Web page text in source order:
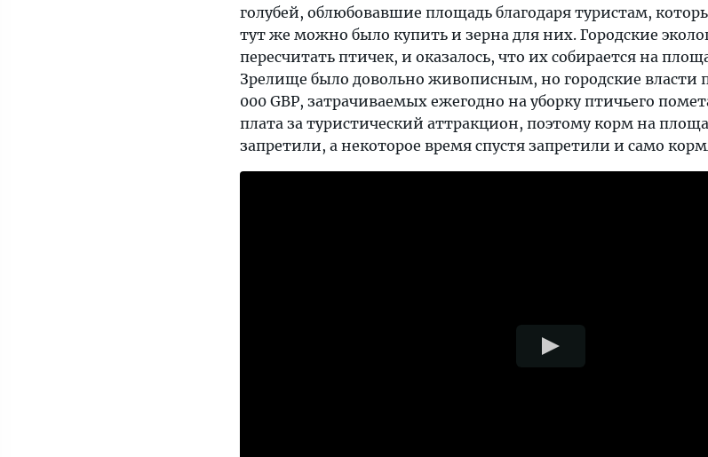
голубей, облюбовавшие площадь благодаря туристам,
тут же можно было купить и зерна для них. Городские
пересчитать птичек, и оказалось, что их собирается на
Зрелище было довольно живописным, но городские власти
000 GBP, затрачиваемых ежегодно на уборку птичьего
плата за туристический аттракцион, поэтому корм на
запретили, а некоторое время спустя запретили и само